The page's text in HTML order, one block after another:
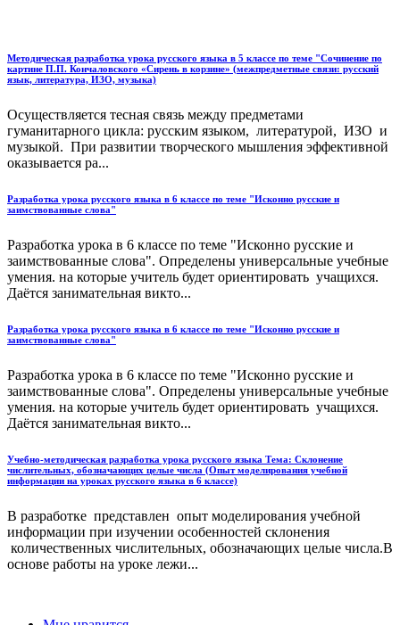
Методическая разработка урока русского языка в 5 классе по теме "Сочинение по
картине П.П. Кончаловского «Сирень в корзине» (межпредметные связи: русский
язык, литература, ИЗО, музыка)
Осуществляется тесная связь между предметами
гуманитарного цикла: русским языком, литературой, ИЗО и
музыкой. При развитии творческого мышления эффективной
оказывается ра...
Разработка урока русского языка в 6 классе по теме "Исконно русские и
заимствованные слова"
Разработка урока в 6 классе по теме "Исконно русские и
заимствованные слова". Определены универсальные учебные
умения. на которые учитель будет ориентировать учащихся.
Даётся занимательная викто...
Разработка урока русского языка в 6 классе по теме "Исконно русские и
заимствованные слова"
Разработка урока в 6 классе по теме "Исконно русские и
заимствованные слова". Определены универсальные учебные
умения. на которые учитель будет ориентировать учащихся.
Даётся занимательная викто...
Учебно-методическая разработка урока русского языка Тема: Склонение
числительных, обозначающих целые числа (Опыт моделирования учебной
информации на уроках русского языка в 6 классе)
В разработке представлен опыт моделирования учебной
информации при изучении особенностей склонения
количественных числительных, обозначающих целые числа.В
основе работы на уроке лежи...